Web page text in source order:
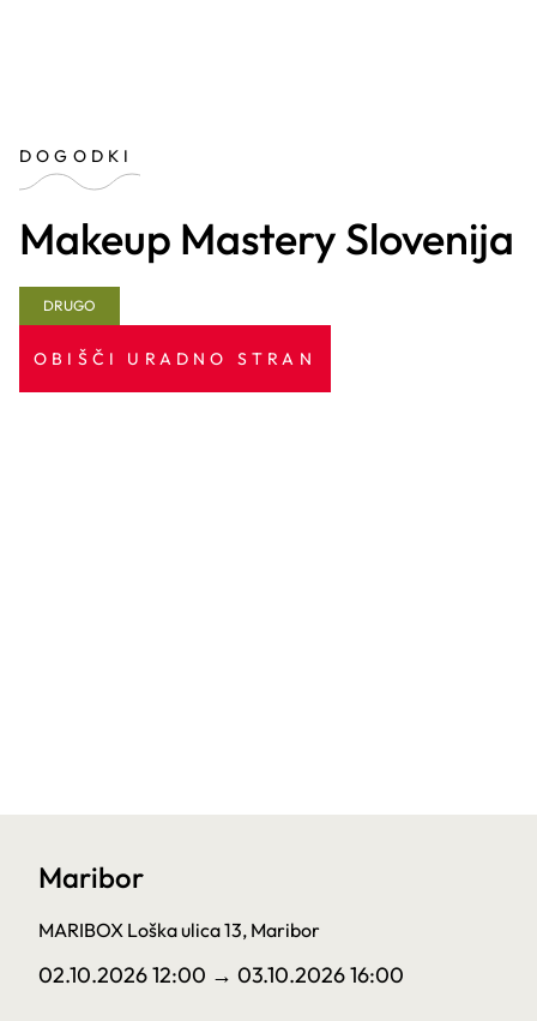
DOGODKI
Makeup Mastery Slovenija
DRUGO
OBIŠČI URADNO STRAN
Maribor
MARIBOX Loška ulica 13, Maribor
02.10.2026 12:00 → 03.10.2026 16:00